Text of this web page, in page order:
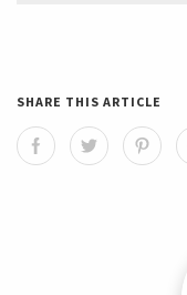
SHARE THIS ARTICLE